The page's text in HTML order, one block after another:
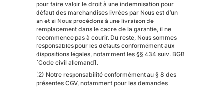
pour faire valoir le droit à une indemnisation pour
défaut des marchandises livrées par Nous est d’un
an et si Nous procédons à une livraison de
remplacement dans le cadre de la garantie, il ne
recommence pas à courir. Du reste, Nous sommes
responsables pour les défauts conformément aux
dispositions légales, notamment les §§ 434 suiv. BGB
[Code civil allemand].
(2) Notre responsabilité conformément au § 8 des
présentes CGV, notamment pour les demandes